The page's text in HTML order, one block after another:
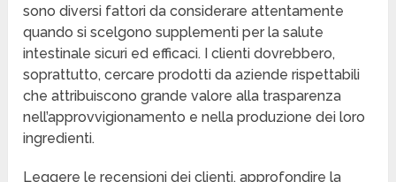
sono diversi fattori da considerare attentamente
quando si scelgono supplementi per la salute
intestinale sicuri ed efficaci. I clienti dovrebbero,
soprattutto, cercare prodotti da aziende rispettabili
che attribuiscono grande valore alla trasparenza
nell’approvvigionamento e nella produzione dei loro
ingredienti.
Leggere le recensioni dei clienti, approfondire la